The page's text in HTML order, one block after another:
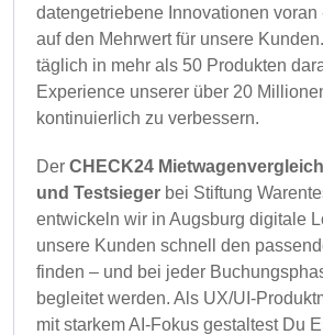
datengetriebene Innovationen voran
auf den Mehrwert für unsere
täglich in mehr als 50 Produkten
Experience unserer über 20
kontinuierlich zu verbessern.
Der CHECK24 Mietwagenvergleich
und Testsieger bei Stiftung
entwickeln wir in Augsburg digitale
unsere Kunden schnell den
finden – und bei jeder
begleitet werden. Als UX/UI-
mit starkem AI-Fokus gestaltest Du